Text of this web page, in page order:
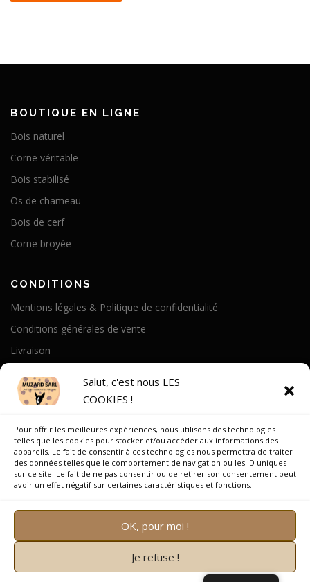
Salut, c'est nous LES
COOKIES !
Pour offrir les meilleures expériences, nous utilisons des technologies
telles que les cookies pour stocker et/ou accéder aux informations des
appareils. Le fait de consentir à ces technologies nous permettra de traiter
des données telles que le comportement de navigation ou les ID uniques
sur ce site. Le fait de ne pas consentir ou de retirer son consentement peut
avoir un effet négatif sur certaines caractéristiques et fonctions.
OK, pour moi !
Je refuse !
BOUTIQUE EN LIGNE
Bois naturel
Corne véritable
Bois stabilisé
Os de chameau
Bois de cerf
Corne broyée
CONDITIONS
Mentions légales & Politique de confidentialité
Conditions générales de vente
Livraison
Notre Histoire
On parle de nous
Recrutement
Copyright © 2026 Muzard SARL